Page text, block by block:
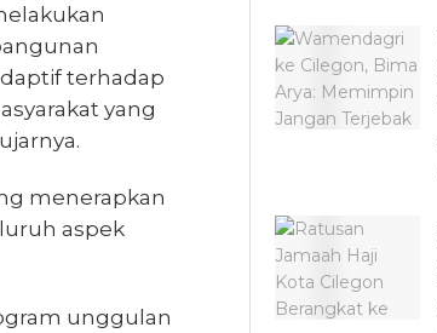
terhadap
yang
menerapkan
aspek
unggulan